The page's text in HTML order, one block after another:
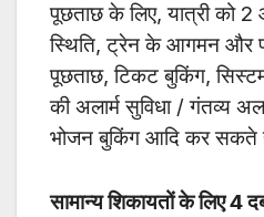
पूछताछ के लिए, यात्री को
स्थिति, ट्रेन के आगमन और
पूछताछ, टिकट बुकिंग,
की अलार्म सुविधा / गंतव्य
भोजन बुकिंग आदि कर सकते
सामान्य शिकायतों के लिए 4